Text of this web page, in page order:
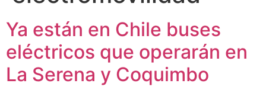
Ya están en Chile buses
eléctricos que operarán en
La Serena y Coquimbo